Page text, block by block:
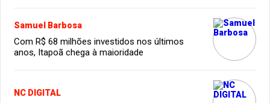
Samuel Barbosa
Com R$ 68 milhões investidos nos últimos
anos, Itapoã chega à maioridade
NC DIGITAL